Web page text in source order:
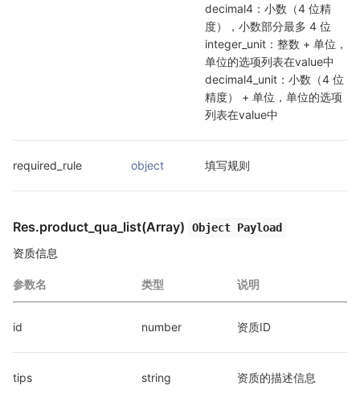
decimal4：小数（4 位精
度），小数部分最多 4 位
integer_unit：整数 + 单位，
单位的选项列表在value中
decimal4_unit：小数（4 位
精度） + 单位，单位的选项
列表在value中
required_rule object 填写规则
Res.product_qua_list(Array) Object Payload
资质信息
参数名 类型 说明
id number 资质ID
tips string 资质的描述信息